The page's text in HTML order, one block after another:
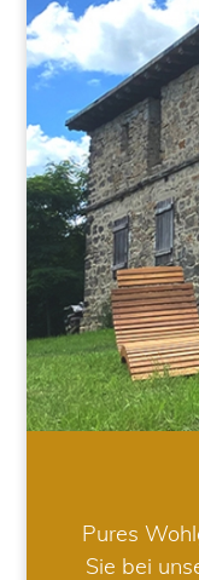
Pures
Sie bei